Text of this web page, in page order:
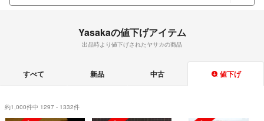
Yasakaの値下げアイテム
出品時より値下げされたヤサカの商品
すべて 新品 中古 値下げ
約1,000件中 1297 - 1332件